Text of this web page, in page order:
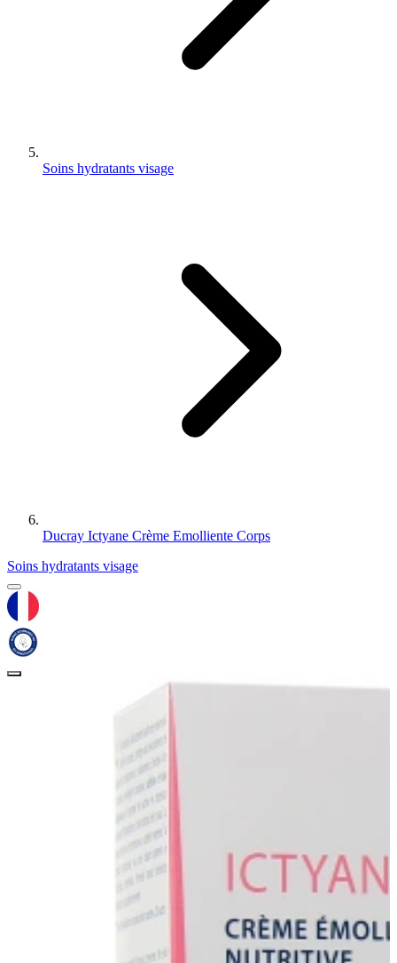
Soins hydratants visage
Ducray Ictyane Crème Emolliente Corps
Soins hydratants visage